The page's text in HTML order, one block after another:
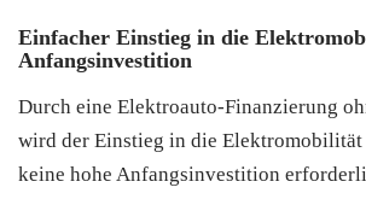
Einfacher Einstieg in die
Anfangsinvestition
Durch eine Elektroauto-Finanzierung
wird der Einstieg in die Elektromobilität
keine hohe Anfangsinvestition